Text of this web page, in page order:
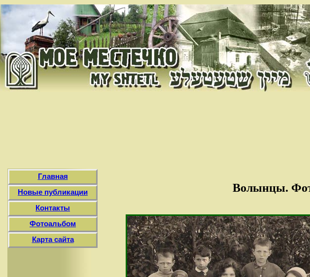
Главная
Новые публикации
Контакты
Фотоальбом
Карта сайта
Волынцы.